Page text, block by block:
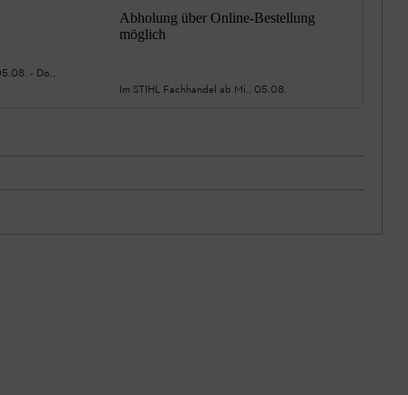
- Do.,
Abholung über Online-Bestellung
möglich
Im STIHL Fachhandel ab Mi., 05.08.